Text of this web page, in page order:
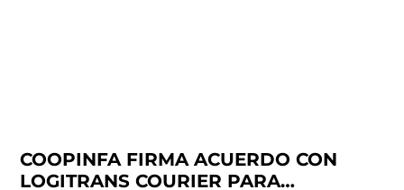
COOPINFA FIRMA ACUERDO CON
LOGITRANS COURIER PARA